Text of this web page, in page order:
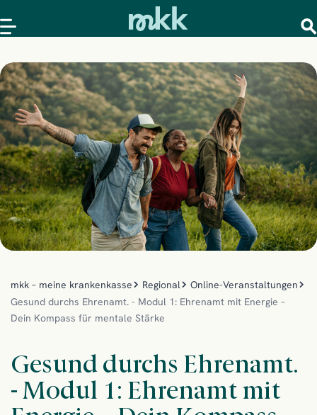
mkk – meine krankenkasse Regional
Online-Veranstaltungen
Gesund durchs Ehrenamt. - Modul 1: Ehrenamt mit Energie –
Dein Kompass für mentale Stärke
Gesund durchs Ehrenamt.
- Modul 1: Ehrenamt mit